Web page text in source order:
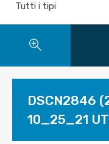
Tutti i tipi
DSCN2846
10_25_21